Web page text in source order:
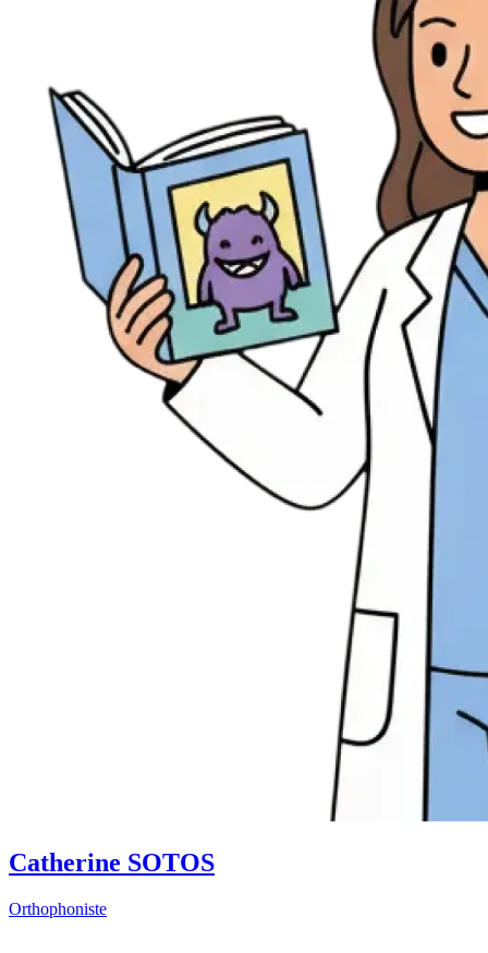
Catherine SOTOS
Orthophoniste